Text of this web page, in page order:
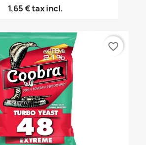
1,65 €tax incl.
favorite_border